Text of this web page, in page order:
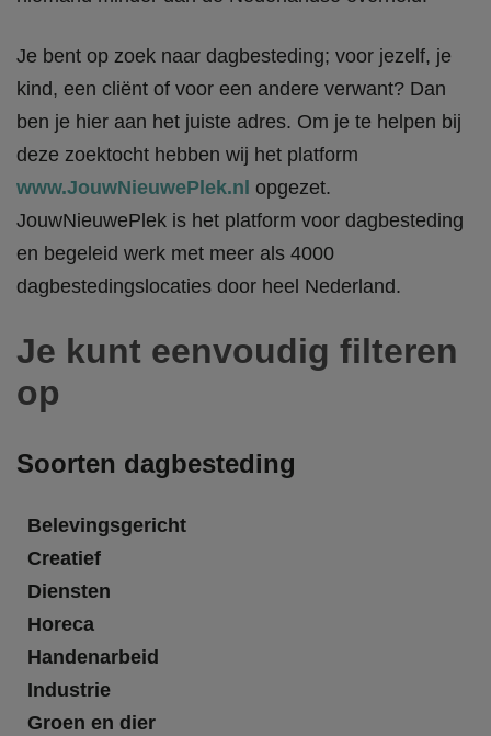
Je bent op zoek naar dagbesteding; voor jezelf, je
kind, een cliënt of voor een andere verwant? Dan
ben je hier aan het juiste adres. Om je te helpen bij
deze zoektocht hebben wij het platform
www.JouwNieuwePlek.nl opgezet.
JouwNieuwePlek is het platform voor dagbesteding
en begeleid werk met meer als 4000
dagbestedingslocaties door heel Nederland.
Je kunt eenvoudig filteren
op
Soorten dagbesteding
Belevingsgericht
Creatief
Diensten
Horeca
Handenarbeid
Industrie
Groen en dier